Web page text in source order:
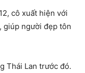
cô xuất hiện với
giúp người đẹp tôn
Thái Lan trước đó.